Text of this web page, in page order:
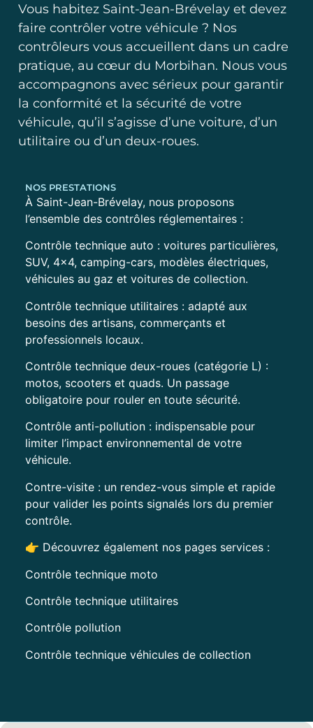
Vous habitez Saint-Jean-Brévelay et devez
faire contrôler votre véhicule ? Nos
contrôleurs vous accueillent dans un cadre
pratique, au cœur du Morbihan. Nous vous
accompagnons avec sérieux pour garantir
la conformité et la sécurité de votre
véhicule, qu’il s’agisse d’une voiture, d’un
utilitaire ou d’un deux-roues.
NOS PRESTATIONS
À Saint-Jean-Brévelay, nous proposons
l’ensemble des contrôles réglementaires :
Contrôle technique auto : voitures particulières,
SUV, 4×4, camping-cars, modèles électriques,
véhicules au gaz et voitures de collection.
Contrôle technique utilitaires : adapté aux
besoins des artisans, commerçants et
professionnels locaux.
Contrôle technique deux-roues (catégorie L) :
motos, scooters et quads. Un passage
obligatoire pour rouler en toute sécurité.
Contrôle anti-pollution : indispensable pour
limiter l’impact environnemental de votre
véhicule.
Contre-visite : un rendez-vous simple et rapide
pour valider les points signalés lors du premier
contrôle.
👉 Découvrez également nos pages services :
Contrôle technique moto
Contrôle technique utilitaires
Contrôle pollution
Contrôle technique véhicules de collection